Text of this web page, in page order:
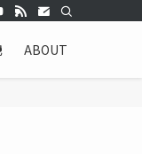
ABOUT